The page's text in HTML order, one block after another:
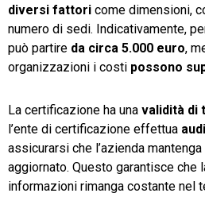
diversi fattori come dimensioni,
numero di sedi. Indicativamente,
può partire da circa 5.000 euro,
organizzazioni i costi possono
La certificazione ha una validità di
l’ente di certificazione effettua
assicurarsi che l’azienda
aggiornato. Questo garantisce che
informazioni rimanga costante nel